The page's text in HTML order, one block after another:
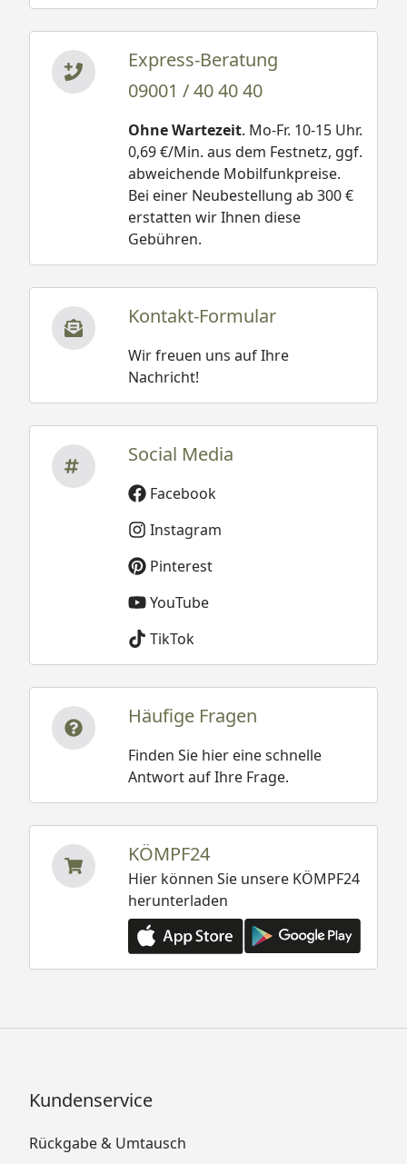
Express-Beratung
09001 / 40 40 40
Ohne Wartezeit. Mo-Fr. 10-15 Uhr.
0,69 €/Min. aus dem Festnetz, ggf.
abweichende Mobilfunkpreise.
Bei einer Neubestellung ab 300 €
erstatten wir Ihnen diese
Gebühren.
Kontakt-Formular
Wir freuen uns auf Ihre
Nachricht!
Social Media
Facebook
Instagram
Pinterest
YouTube
TikTok
Häufige Fragen
Finden Sie hier eine schnelle
Antwort auf Ihre Frage.
KÖMPF24
Hier können Sie unsere KÖMPF24
herunterladen
Kundenservice
Rückgabe & Umtausch